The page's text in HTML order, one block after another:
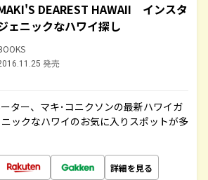
DEAREST HAWAII インスタ
ェニックなハワイ探し
発売
ター、マキ･コニクソンの最新ハワイガ
ックなハワイのお気に入りスポットが多
詳細を見る